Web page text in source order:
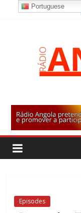
Episodes
Portuguese